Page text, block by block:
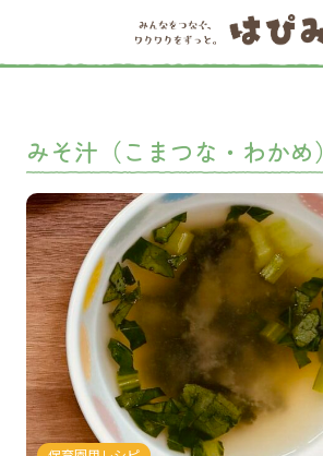
みそ汁（こまつな・わかめ）